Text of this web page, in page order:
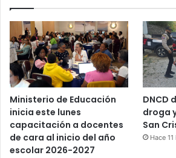
Ministerio de Educación
inicia este lunes
capacitación a docentes
de cara al inicio del año
escolar 2026-2027
DNCD
droga
San
Hace